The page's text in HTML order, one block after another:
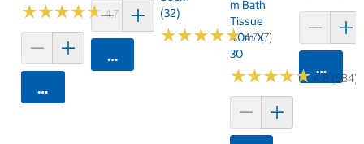
★★★★★
★★★★★4.7 (159)
카트에 담기
카트에 담기
(32)
★★★★★
★★★★★4.7 (7)
M Bath
Tissue
40m X
30
★★★★★
★★★★★ 4.8 (584)
카트에